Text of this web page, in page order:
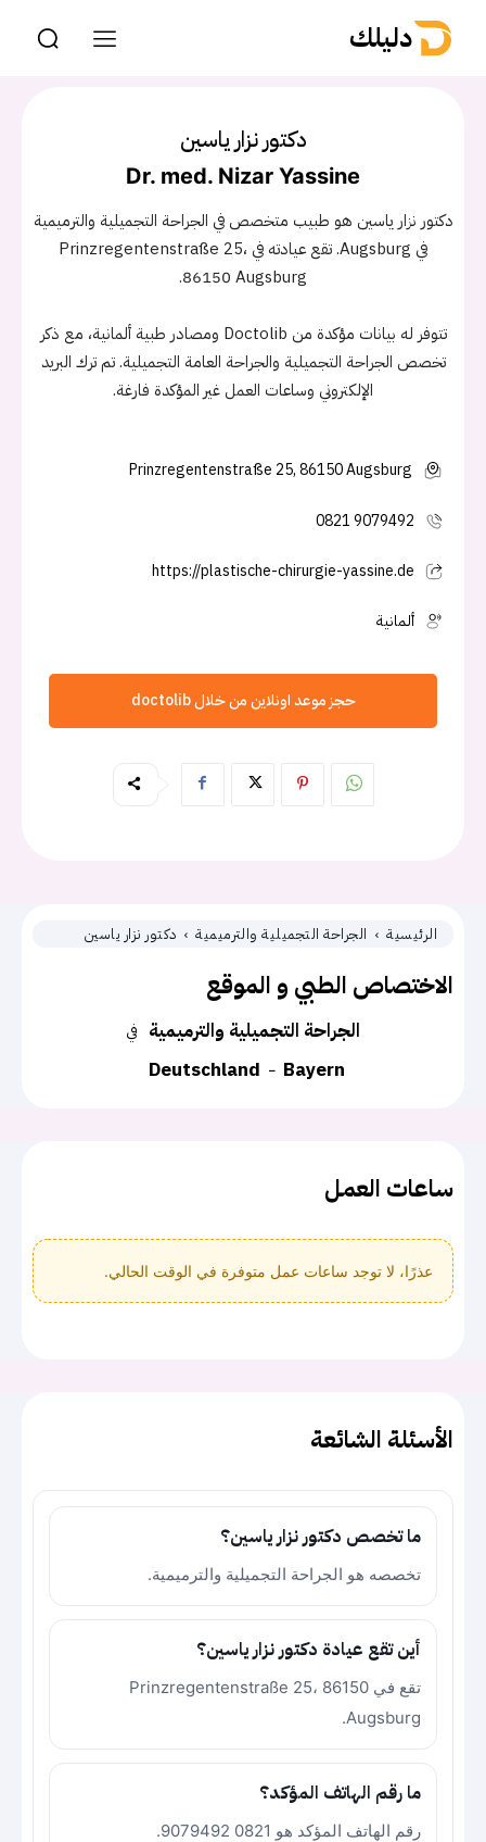
دليلك
الرئيسية الجراحة التجميلية والترميمية دكتور نزار ياسين
الاختصاص الطبي و الموقع
في الجراحة التجميلية والترميمية
Deutschland
Bayern
ساعات العمل
عذرًا، لا توجد ساعات عمل متوفرة في الوقت الحالي.
الأسئلة الشائعة
ما تخصص دكتور نزار ياسين؟
تخصصه هو الجراحة التجميلية والترميمية.
أين تقع عيادة دكتور نزار ياسين؟
تقع في Prinzregentenstraße 25، 86150
Augsburg.
ما رقم الهاتف المؤكد؟
رقم الهاتف المؤكد هو 0821 9079492.
دكتور نزار ياسين
Dr. med. Nizar Yassine
دكتور نزار ياسين هو طبيب متخصص في الجراحة التجميلية والترميمية
في Augsburg. تقع عيادته في Prinzregentenstraße 25،
86150 Augsburg.
تتوفر له بيانات مؤكدة من Doctolib ومصادر طبية ألمانية، مع ذكر
تخصص الجراحة التجميلية والجراحة العامة التجميلية. تم ترك البريد
الإلكتروني وساعات العمل غير المؤكدة فارغة.
Prinzregentenstraße 25, 86150 Augsburg
0821 9079492
https://plastische-chirurgie-yassine.de
ألمانية
حجز موعد اونلاين من خلال doctolib